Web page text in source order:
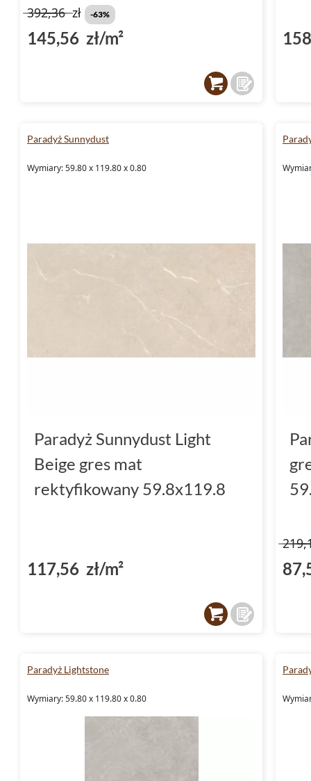
392,36zł -63%
145,56 zł/m²
Paradyż Sunnydust
Wymiary: 59.80 x 119.80 x 0.80
Paradyż Sunnydust Light
Beige gres mat
rektyfikowany 59.8x119.8
117,56 zł/m²
Paradyż Lightstone
Wymiary: 59.80 x 119.80 x 0.80